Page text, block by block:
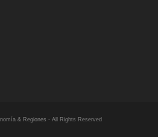
& Regiones - All Rights Reserved